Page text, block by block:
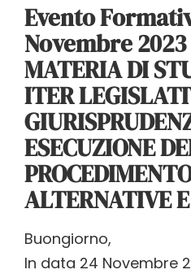
Evento
Novembre 2023
MATERIA DI
ITER
ESECUZIONE
ALTERNATIVE
Buongiorno,
In data 24 Novembre